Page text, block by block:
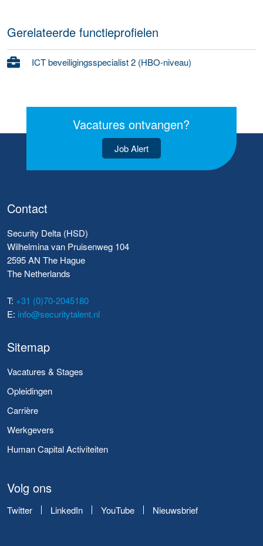
Gerelateerde functieprofielen
ICT beveiligingsspecialist 2 (HBO-niveau)
Vacatures ontvangen?
Job Alert
Contact
Security Delta (HSD)
Wilhelmina van Pruisenweg 104
2595 AN The Hague
The Netherlands
T: +31 (0)70-2045180
E: info@securitytalent.nl
Sitemap
Vacatures & Stages
Opleidingen
Carrière
Werkgevers
Human Capital Activiteiten
Volg ons
Twitter LinkedIn YouTube Nieuwsbrief